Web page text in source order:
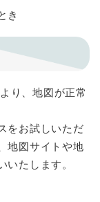
き
り、地図が正常
をお試しいただ
地図サイトや地
いたします。